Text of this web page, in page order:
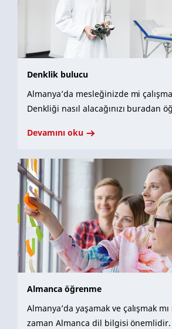
Denklik bulucu
Almanya’da mesleğinizde mi
Denkliği nasıl alacağınızı buradan
Devamını oku
Almanca öğrenme
Almanya’da yaşamak ve çalışmak
zaman Almanca dil bilgisi